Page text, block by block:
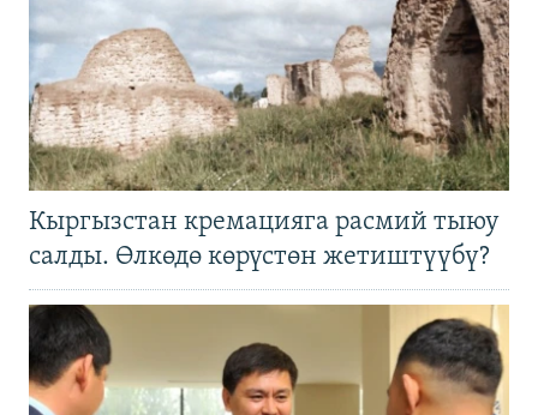
Кыргызстан кремацияга расмий тыюу
салды. Өлкөдө көрүстөн жетиштүүбү?